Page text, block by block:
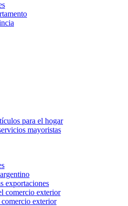
para el hogar
mayoristas
exportaciones
comercio exterior
comercio exterior